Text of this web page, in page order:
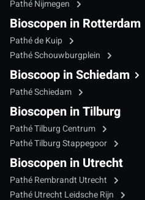
Pathé Nijmegen
Bioscopen in Rotterdam
Pathé de Kuip
Pathé Schouwburgplein
Bioscoop in Schiedam
Pathé Schiedam
Bioscopen in Tilburg
Pathé Tilburg Centrum
Pathé Tilburg Stappegoor
Bioscopen in Utrecht
Pathé Rembrandt Utrecht
Pathé Utrecht Leidsche Rijn